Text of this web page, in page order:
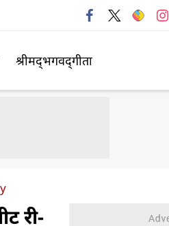
श्रीमद्‍भगवद्‍गीता
री-